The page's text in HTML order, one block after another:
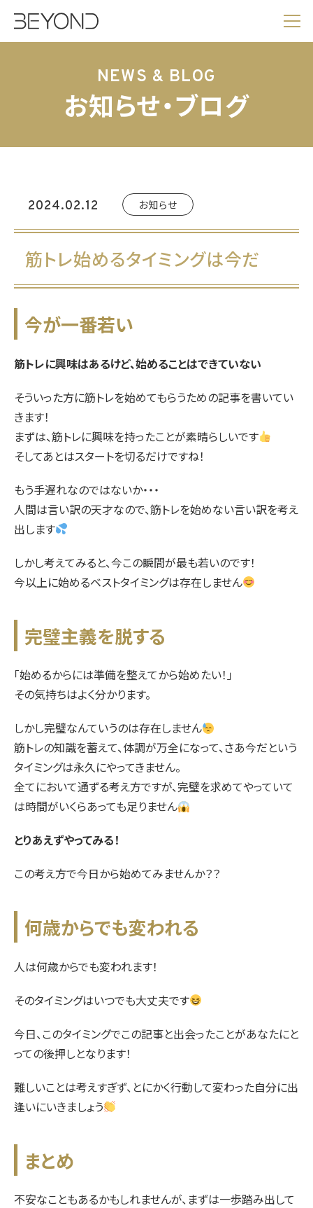
お知らせ・ブログ
NEWS & BLOG
2024.02.12 お知らせ
筋トレ始めるタイミングは今だ
今が一番若い
筋トレに興味はあるけど、始めることはできていない
そういった方に筋トレを始めてもらうための記事を書いてい
きます！
まずは、筋トレに興味を持ったことが素晴らしいです
そしてあとはスタートを切るだけですね！
もう手遅れなのではないか・・・
人間は言い訳の天才なので、筋トレを始めない言い訳を考え
出します
しかし考えてみると、今この瞬間が最も若いのです！
今以上に始めるベストタイミングは存在しません
完璧主義を脱する
「始めるからには準備を整えてから始めたい！」
その気持ちはよく分かります。
しかし完璧なんていうのは存在しません
筋トレの知識を蓄えて、体調が万全になって、さあ今だという
タイミングは永久にやってきません。
全てにおいて通ずる考え方ですが、完璧を求めてやっていて
は時間がいくらあっても足りません
とりあえずやってみる！
この考え方で今日から始めてみませんか？？
何歳からでも変われる
人は何歳からでも変われます！
そのタイミングはいつでも大丈夫です
今日、このタイミングでこの記事と出会ったことがあなたにと
っての後押しとなります！
難しいことは考えすぎず、とにかく行動して変わった自分に出
逢いにいきましょう
まとめ
不安なこともあるかもしれませんが、まずは一歩踏み出して